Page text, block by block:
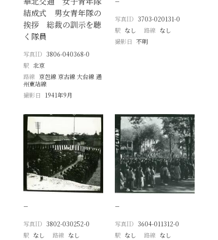
結成式 男女青年隊の
挨拶 総裁の訓示を聴
く隊員
写真ID 3806-040368-0
駅 北京
路線 京包線 京古線 大台線 通
州東站線
撮影日
1941年9月
写真ID 3703-020131-0
駅 なし 路線 なし
撮影日 不明
−
写真ID 3802-030252-0
駅 なし 路線 なし
−
写真ID 3604-011312-0
駅 なし 路線 なし